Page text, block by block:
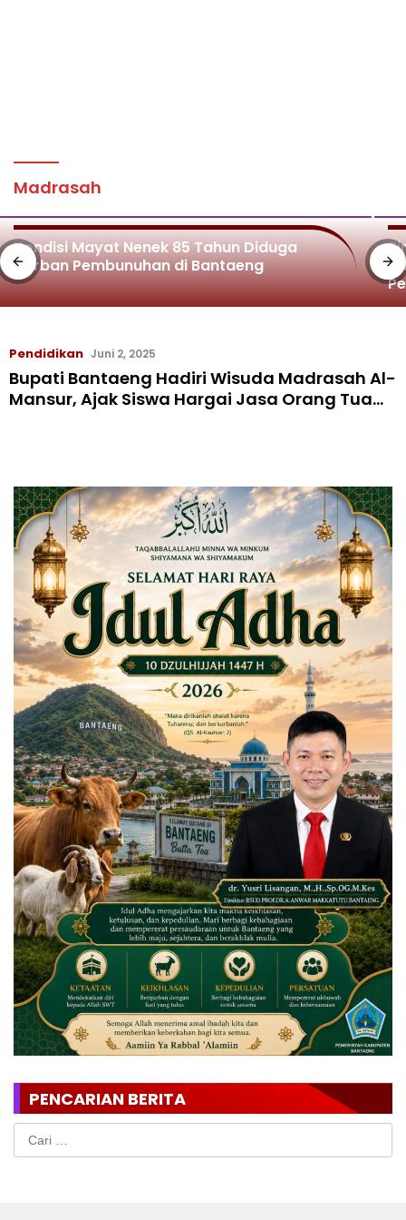
Madrasah
Kondisi Mayat Nenek 85 Tahun Diduga
Korban Pembunuhan di Bantaeng
Pendidikan Juni 2, 2025
Bupati Bantaeng Hadiri Wisuda Madrasah Al-
Mansur, Ajak Siswa Hargai Jasa Orang Tua
PENCARIAN BERITA
Cari
untuk: